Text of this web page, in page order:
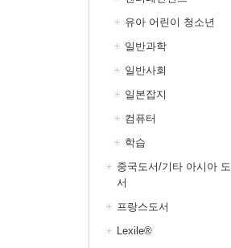
유아 어린이 청소년
일반과학
일반사회
일본잡지
컴퓨터
학습
중국도서/기타 아시아 도
서
프랑스도서
Lexile®